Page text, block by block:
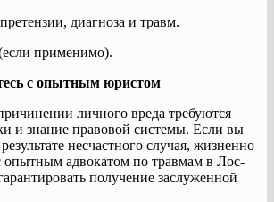
диагноза и травм.
применимо).
с опытным юристом
личного вреда требуются
и знание правовой системы. Если вы
несчастного случая, жизненно
опытным адвокатом по травмам в Лос-
получение заслуженной